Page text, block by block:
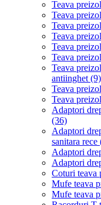
Teava
Teava
Teava
Teava
Teava
Teava
Teava
antiinghet (9)
Teava
Teava
Adaptori
(36)
Adaptori
sanitara rece
Adaptori
Adaptori
Coturi teava
Mufe teava
Mufe teava